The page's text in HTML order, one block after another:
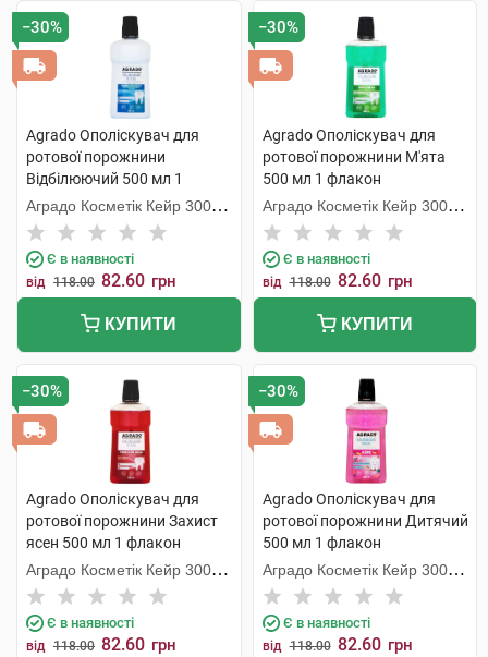
−30%
Agrado Ополіскувач для
ротової порожнини
Відбілюючий 500 мл 1
флакон
Аградо Косметік Кейр 3000
С.Л.У.
Є в наявності
від 118.00 82.60 грн
КУПИТИ
−30%
Agrado Ополіскувач для
ротової порожнини М'ята
500 мл 1 флакон
Аградо Косметік Кейр 3000
С.Л.У.
Є в наявності
від 118.00 82.60 грн
КУПИТИ
−30%
Agrado Ополіскувач для
ротової порожнини Захист
ясен 500 мл 1 флакон
Аградо Косметік Кейр 3000
С.Л.У.
Є в наявності
від 118.00 82.60 грн
−30%
Agrado Ополіскувач для
ротової порожнини Дитячий
500 мл 1 флакон
Аградо Косметік Кейр 3000
С.Л.У.
Є в наявності
від 118.00 82.60 грн